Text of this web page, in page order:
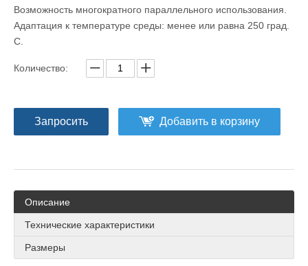
Возможность многократного параллельного использования.
Адаптация к температуре среды: менее или равна 250 град.
C.
Количество:
Запросить Добавить в корзину
Описание
Технические характеристики
Размеры